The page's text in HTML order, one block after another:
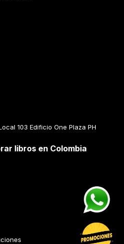
103 Edificio One Plaza PH
libros en Colombia